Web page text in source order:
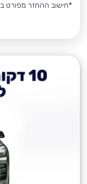
*חישוב ההחזר מפורט ב